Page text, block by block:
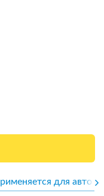
для авто